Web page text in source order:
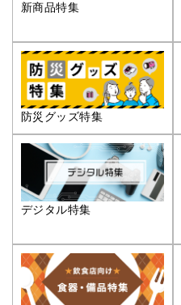
新商品特集
防災グッズ特集
デジタル特集